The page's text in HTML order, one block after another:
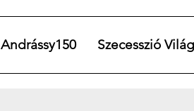
Andrássy150 Szecesszió